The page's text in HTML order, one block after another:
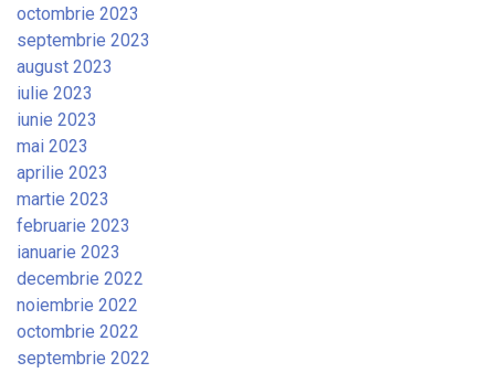
octombrie 2023
septembrie 2023
august 2023
iulie 2023
iunie 2023
mai 2023
aprilie 2023
martie 2023
februarie 2023
ianuarie 2023
decembrie 2022
noiembrie 2022
octombrie 2022
septembrie 2022